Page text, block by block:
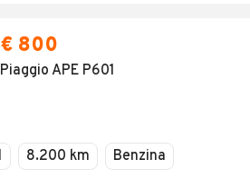
€ 800
Piaggio APE P601
8.200 km
Benzina